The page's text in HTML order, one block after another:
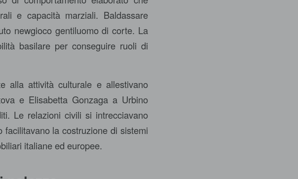
e capacità marziali. Baldassare
newgiocogentiluomo di corte. La
basilare per conseguire ruoli di
alla attività culturale e allestivano
e Elisabetta Gonzaga a Urbino
Le relazioni civili si intrecciavano
la costruzione di sistemi
italiane ed europee.